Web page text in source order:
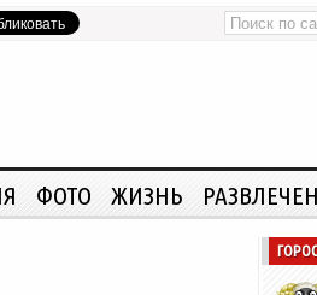
ФОТО ЖИЗНЬ